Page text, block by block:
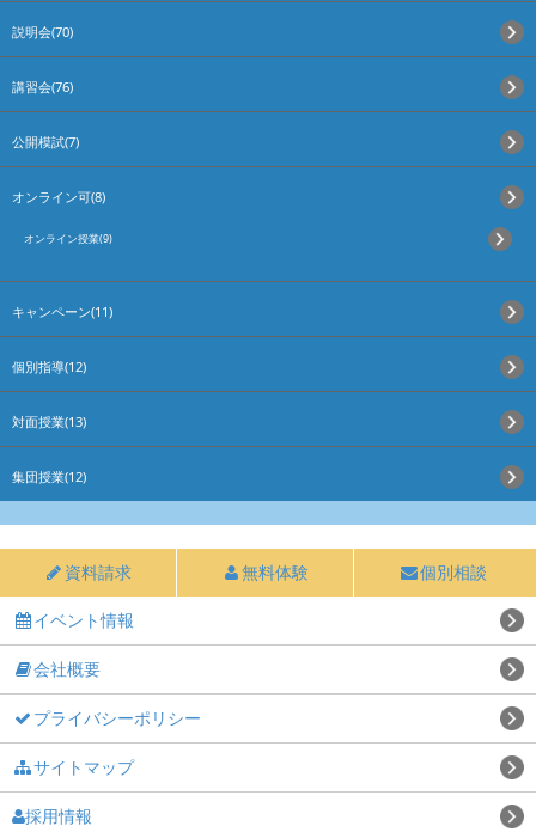
説明会(70)
講習会(76)
公開模試(7)
オンライン可(8)
オンライン授業(9)
キャンペーン(11)
個別指導(12)
対面授業(13)
集団授業(12)
資料請求 無料体験 個別相談
イベント情報
会社概要
プライバシーポリシー
サイトマップ
採用情報